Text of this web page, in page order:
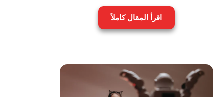
اقرأ المقال كاملاً